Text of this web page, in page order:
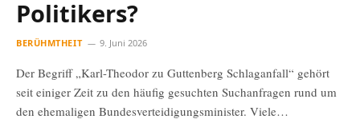
Politikers?
BERÜHMTHEIT 9. Juni 2026
Der Begriff „Karl-Theodor zu Guttenberg Schlaganfall“ gehört
seit einiger Zeit zu den häufig gesuchten Suchanfragen rund um
den ehemaligen Bundesverteidigungsminister. Viele…